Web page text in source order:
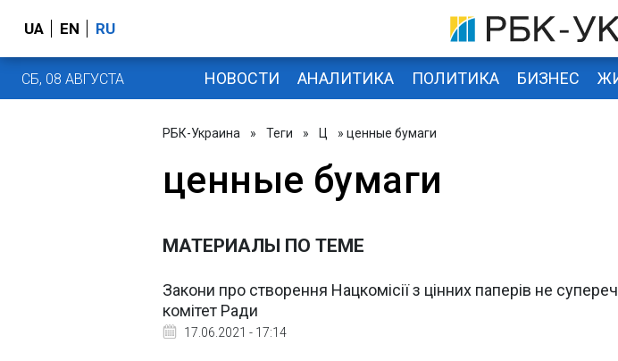
UA EN RU
СБ, 08 АВГУСТА НОВОСТИ АНАЛИТИКА ПОЛИТИКА БИЗНЕС
РБК-Украина » Теги » Ц » ценные бумаги
ценные бумаги
МАТЕРИАЛЫ ПО ТЕМЕ
Закони про створення Нацкомісії з цінних паперів не
комітет Ради
17.06.2021 - 17:14